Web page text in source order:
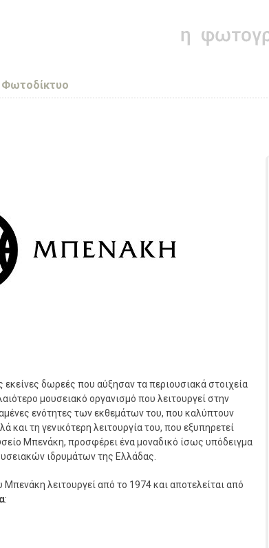
Φωτοδίκτυο
δωρεές που αύξησαν τα περιουσιακά στοιχεία
μουσειακό οργανισμό που λειτουργεί στην
ενότητες των εκθεμάτων του, που καλύπτουν
και τη γενικότερη λειτουργία του, που εξυπηρετεί
Μπενάκη, προσφέρει ένα μοναδικό ίσως υπόδειγμα
ιδρυμάτων της Ελλάδας.
λειτουργεί από το 1974 και αποτελείται από
: